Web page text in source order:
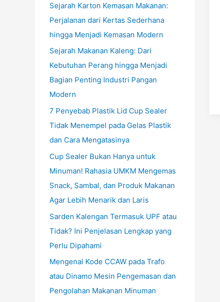
Sejarah Karton Kemasan Makanan:
Perjalanan dari Kertas Sederhana
hingga Menjadi Kemasan Modern
Sejarah Makanan Kaleng: Dari
Kebutuhan Perang hingga Menjadi
Bagian Penting Industri Pangan
Modern
7 Penyebab Plastik Lid Cup Sealer
Tidak Menempel pada Gelas Plastik
dan Cara Mengatasinya
Cup Sealer Bukan Hanya untuk
Minuman! Rahasia UMKM Mengemas
Snack, Sambal, dan Produk Makanan
Agar Lebih Menarik dan Laris
Sarden Kalengan Termasuk UPF atau
Tidak? Ini Penjelasan Lengkap yang
Perlu Dipahami
Mengenal Kode CCAW pada Trafo
atau Dinamo Mesin Pengemasan dan
Pengolahan Makanan Minuman